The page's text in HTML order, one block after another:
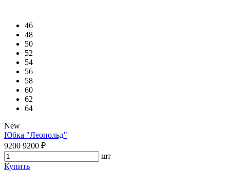
46
48
50
52
54
56
58
60
62
64
New
Юбка "Леопольд"
9200 9200 ₽
шт
Купить